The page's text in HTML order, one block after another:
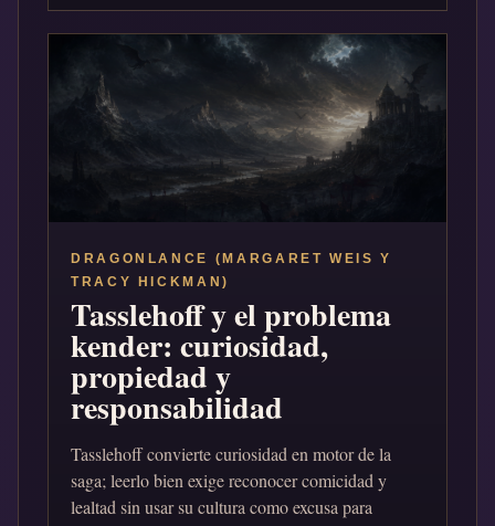
DRAGONLANCE (MARGARET WEIS Y
TRACY HICKMAN)
Tasslehoff y el problema
kender: curiosidad,
propiedad y
responsabilidad
Tasslehoff convierte curiosidad en motor de la
saga; leerlo bien exige reconocer comicidad y
lealtad sin usar su cultura como excusa para